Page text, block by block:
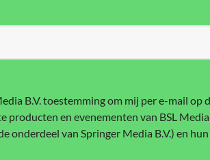
B.V. toestemming om mij per e-mail op
producten en evenementen van BSL
onderdeel van Springer Media B.V.) en